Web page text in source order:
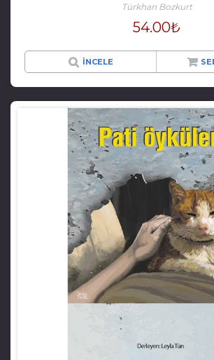
Türkhan Bozkurt
54.00₺
İNCELE